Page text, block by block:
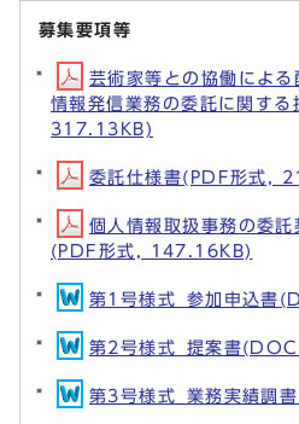
募集要項等
芸術家等との協働によ
情報発信業務の委託に関する
317.13KB)
委託仕様書(PDF形式,
個人情報取扱事務の委
(PDF形式, 147.16KB)
第1号様式_参加申込書
第2号様式_提案書
第3号様式_業務実績調